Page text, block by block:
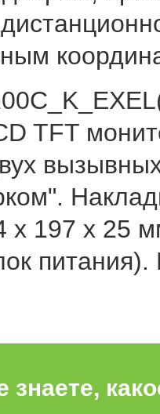
TFT
х 197 х 25
знаете,